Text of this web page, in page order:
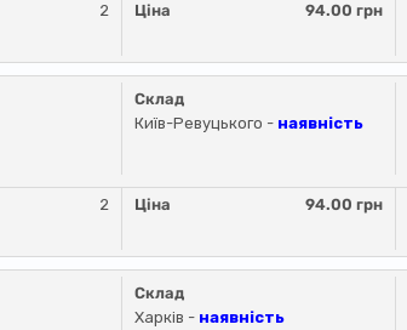
2 Ціна 94.00 грн
Склад
Київ-Ревуцького - наявність
2 Ціна 94.00 грн
Склад
Харків - наявність